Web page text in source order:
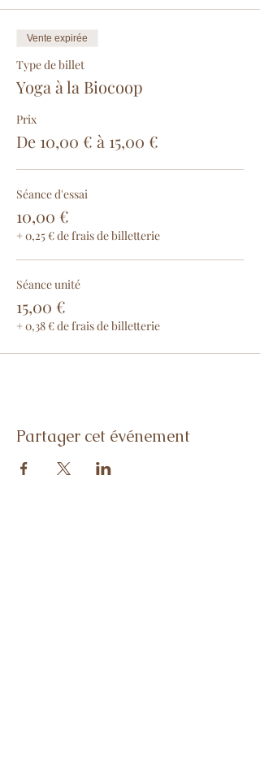
Vente expirée
Type de billet
Yoga à la Biocoop
Prix
De 10,00 € à 15,00 €
Séance d'essai
10,00 €
+ 0,25 € de frais de billetterie
Séance unité
15,00 €
+ 0,38 € de frais de billetterie
Partager cet événement